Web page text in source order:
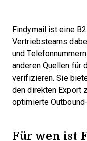
Findymail ist eine
Vertriebsteams
und
anderen Quellen für
verifizieren. Sie
den direkten Export
optimierte
Für wen ist